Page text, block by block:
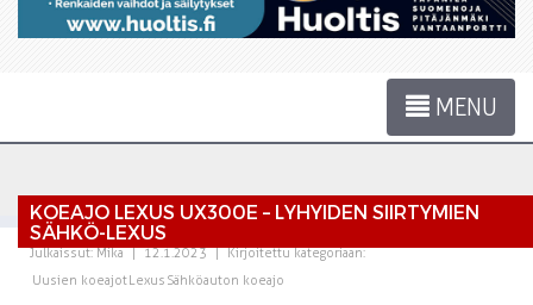
MENU
KOEAJO LEXUS UX300E – LYHYIDEN SIIRTYMIEN
SÄHKÖ-LEXUS
Julkaissut:Mika | 12.1.2023 | Kirjoitettu kategoriaan:
Uusien koeajotLexus Sähköauton koeajo